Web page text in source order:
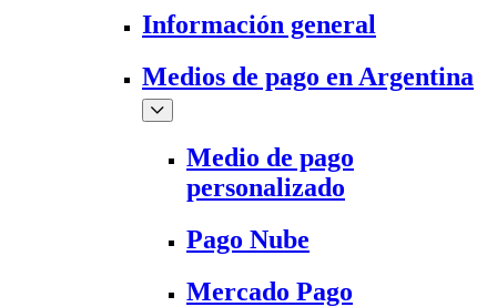
Información general
Medios de pago en Argentina
Medio de pago
personalizado
Pago Nube
Mercado Pago